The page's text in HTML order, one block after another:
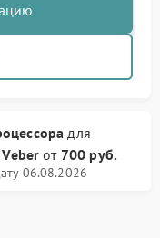
для
от 700 руб.
06.08.2026